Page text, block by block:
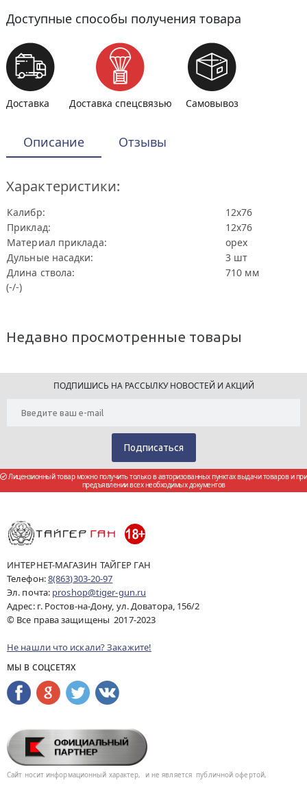
Доступные способы получения товара
Доставка Доставка спецсвязью Самовывоз
Описание Отзывы
Характеристики:
Калибр:
12х76
Приклад:
12х76
Материал приклада:
орех
Дульные насадки:
3 шт
Длина ствола:
710 мм
(-/-)
Недавно просмотренные товары
ПОДПИШИСЬ НА РАССЫЛКУ НОВОСТЕЙ И АКЦИЙ
Лицензионный товар можно получить только в авторизованных пунктах выдачи товаров и при
предъявлении всех необходимых документов
ИНТЕРНЕТ-МАГАЗИН ТАЙГЕР ГАН
Телефон:8(863)303-20-97
Эл. почта: proshop@tiger-gun.ru
Адрес: г. Ростов-на-Дону, ул. Доватора, 156/2
© Все права защищены 2017-2023
Не нашли что искали? Закажите!
МЫ В СОЦСЕТЯХ
Сайт носит информационный характер, и не является публичной офертой,